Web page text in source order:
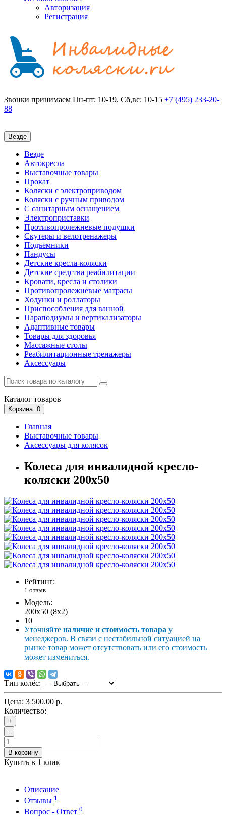
Авторизация
Регистрация
Звонки принимаем Пн-пт: 10-19. Сб,вс: 10-15 +7 (495) 233-20-
88
Везде
Везде
Автокресла
Выставочные товары
Прокат
Коляски с электроприводом
Коляски с ручным приводом
С санитарным оснащением
Электроприставки
Противопролежневые подушки
Скутеры и велотренажеры
Подъемники
Пандусы
Детские кресла-коляски
Детские средства реабилитации
Кровати, кресла и столики
Противопролежневые матрасы
Ходунки и роллаторы
Приспособления для ванной
Параподиумы и вертикализаторы
Адаптивные товары
Товары для здоровья
Массажные столы
Реабилитационные тренажеры
Аксессуары
Каталог товаров
Корзина: 0
Главная
Выставочные товары
Аксессуары для колясок
Колеса для инвалидной кресло-
коляски 200х50
Рейтинг:
1 отзыв
Модель:
200х50 (8х2)
10
Уточняйте наличие и стоимость товара у
менеджеров. В связи с нестабильной ситуацией на
рынке товар может отсутствовать или его стоимость
может измениться.
Тип колёс:
Цена: 3 500.00 р.
Количество:
+
-
В корзину
Купить в 1 клик
Описание
Отзывы 1
Вопрос - Ответ 0